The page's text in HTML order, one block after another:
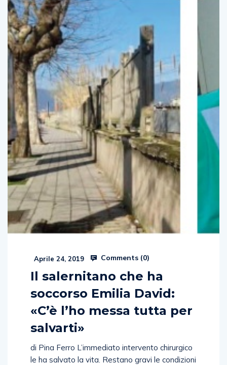
Aprile 24, 2019 Comments (0)
Il salernitano che ha
soccorso Emilia David:
«C’è l’ho messa tutta per
salvarti»
di Pina Ferro L’immediato intervento chirurgico
le ha salvato la vita. Restano gravi le condizioni